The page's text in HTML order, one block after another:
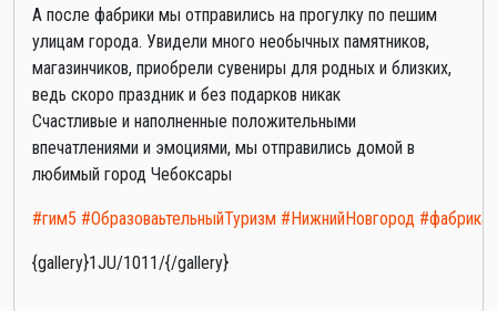
А после фабрики мы отправились на прогулку по пешим
улицам города. Увидели много необычных памятников,
магазинчиков, приобрели сувениры для родных и близких,
ведь скоро праздник и без подарков никак
Счастливые и наполненные положительными
впечатлениями и эмоциями, мы отправились домой в
любимый город Чебоксары
#гим5 #ОбразоваьтельныйТуризм #НижнийНовгород
{gallery}1JU/1011/{/gallery}